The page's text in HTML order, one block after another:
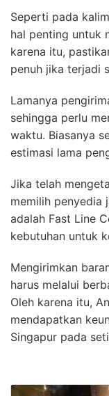
Seperti pada
hal penting untuk
karena itu,
penuh jika terjadi
Lamanya
sehingga perlu
waktu. Biasanya
estimasi lama
Jika telah
memilih penyedia
adalah Fast Line
kebutuhan untuk
Mengirimkan
harus melalui
Oleh karena itu,
mendapatkan
Singapur pada